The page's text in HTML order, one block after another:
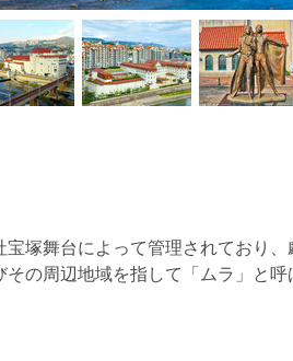
塚舞台によって管理されており
の周辺地域を指して「ムラ」と呼